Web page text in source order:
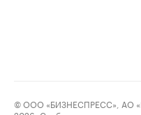
© ООО «БИЗНЕСПРЕСС», АО